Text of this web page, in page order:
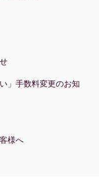
」手数料変更のお知
様へ